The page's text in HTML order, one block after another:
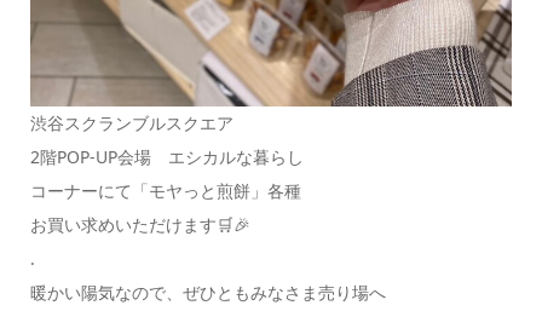
渋谷スクランブルスクエア
2階POP-UP会場 エシカルな暮らし
コーナーにて「モヤっと煎餅」各種
お買い求めいただけます🛒🎉
.
暖かい陽気なので、ぜひともみなさま売り場へ